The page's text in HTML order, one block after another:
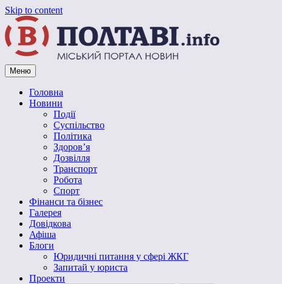
Skip to content
Vpoltave.info
Полтавський портал новин
Меню
Головна
Новини
Події
Суспільство
Політика
Здоров’я
Дозвілля
Транспорт
Робота
Спорт
Фінанси та бізнес
Галерея
Довідкова
Афіша
Блоги
Юридичні питання у сфері ЖКГ
Запитай у юриста
Проекти